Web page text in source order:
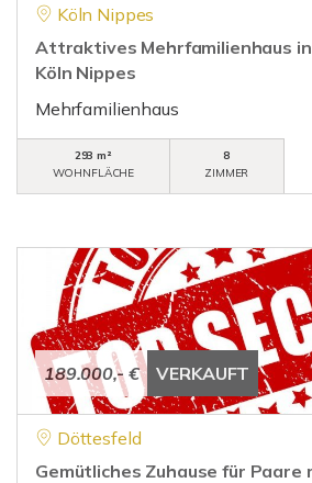
Köln Nippes
Attraktives Mehrfamilienhaus
Köln Nippes
Mehrfamilienhaus
293 m²
WOHNFLÄCHE
8
ZIMMER
189.000,- € VERKAUFT
Döttesfeld
Gemütliches Zuhause für Paare